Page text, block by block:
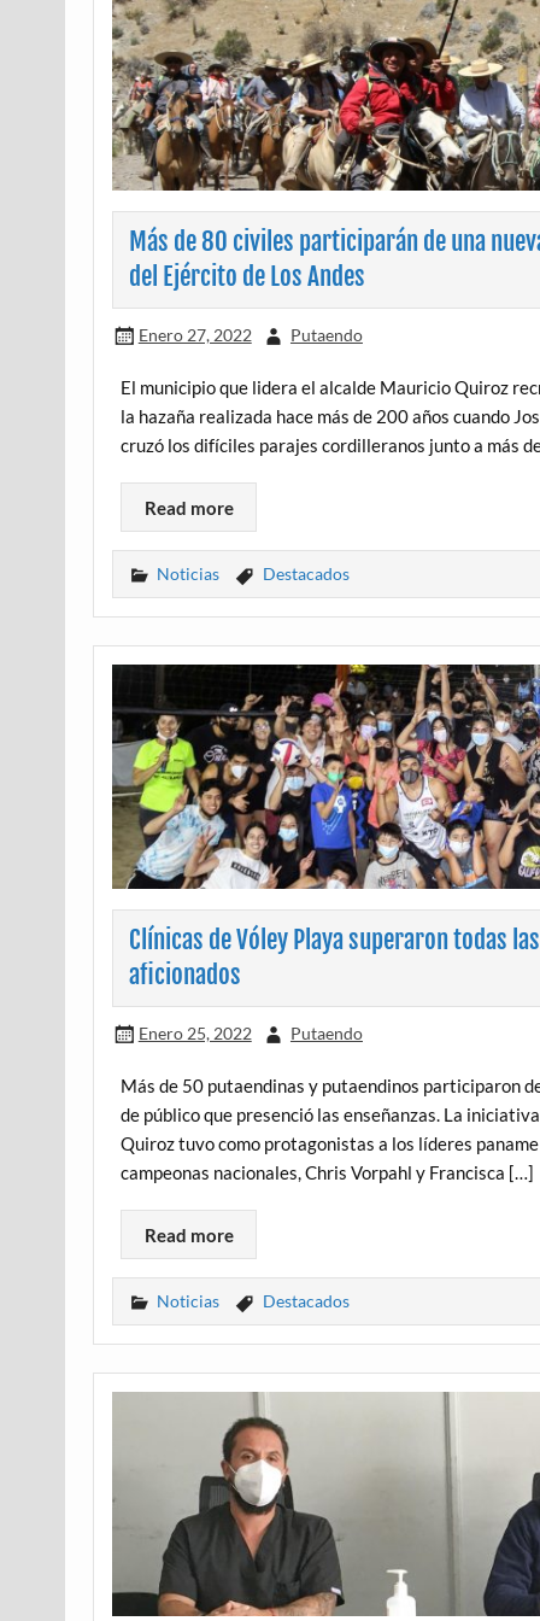
Más de 80 civiles participarán de una
del Ejército de Los Andes
Enero 27, 2022 Putaendo
El municipio que lidera el alcalde Mauricio Quiroz
la hazaña realizada hace más de 200 años cuando
cruzó los difíciles parajes cordilleranos junto a más
Read more
Noticias Destacados
Clínicas de Vóley Playa superaron todas
aficionados
Enero 25, 2022 Putaendo
Más de 50 putaendinas y putaendinos participaron
de público que presenció las enseñanzas. La
Quiroz tuvo como protagonistas a los líderes
campeonas nacionales, Chris Vorpahl y Francisca […]
Read more
Noticias Destacados